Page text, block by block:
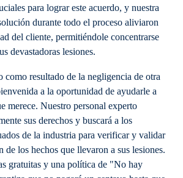
para lograr este acuerdo, y nuestra
durante todo el proceso aliviaron
del cliente, permitiéndole concentrarse
devastadoras lesiones.
como resultado de la negligencia de otra
a la oportunidad de ayudarle a
merece. Nuestro personal experto
sus derechos y buscará a los
de la industria para verificar y validar
de los hechos que llevaron a sus lesiones.
gratuitas y una política de "No hay